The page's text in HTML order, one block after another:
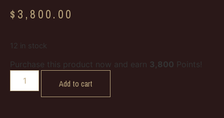
$ 3,800.00
12 in stock
Purchase this product now and earn 3,800 Points!
Add to cart